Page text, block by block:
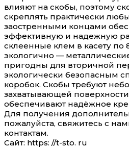
влияют на скобы, поэтому
скреплять практически
заостренными концами
эффективную и надежную
склеенные клем в касету по
экологично —
пригодны для вторичной
экологически безопасным
коробок. Скобы требуют
захватывающей
обеспечивают надёжное
Для получения
пожалуйста, свяжитесь с
контактам.
Сайт: https: //t-sto. ru